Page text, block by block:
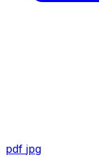
pdf jpg